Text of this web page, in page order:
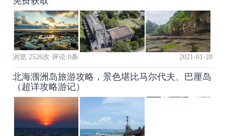
浏览:2526次 评论:0条 2021-01-28
北海涠洲岛旅游攻略，景色堪比马尔代夫、巴厘岛
（超详攻略游记）